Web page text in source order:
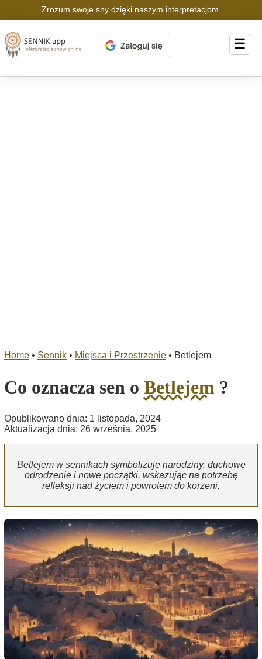
Zrozum swoje sny dzięki naszym interpretacjom.
☰
Home • Sennik • Miejsca i Przestrzenie • Betlejem
Co oznacza sen o Betlejem ?
Opublikowano dnia: 1 listopada, 2024
Aktualizacja dnia: 26 września, 2025
Betlejem w sennikach symbolizuje narodziny, duchowe
odrodzenie i nowe początki, wskazując na potrzebę
refleksji nad życiem i powrotem do korzeni.